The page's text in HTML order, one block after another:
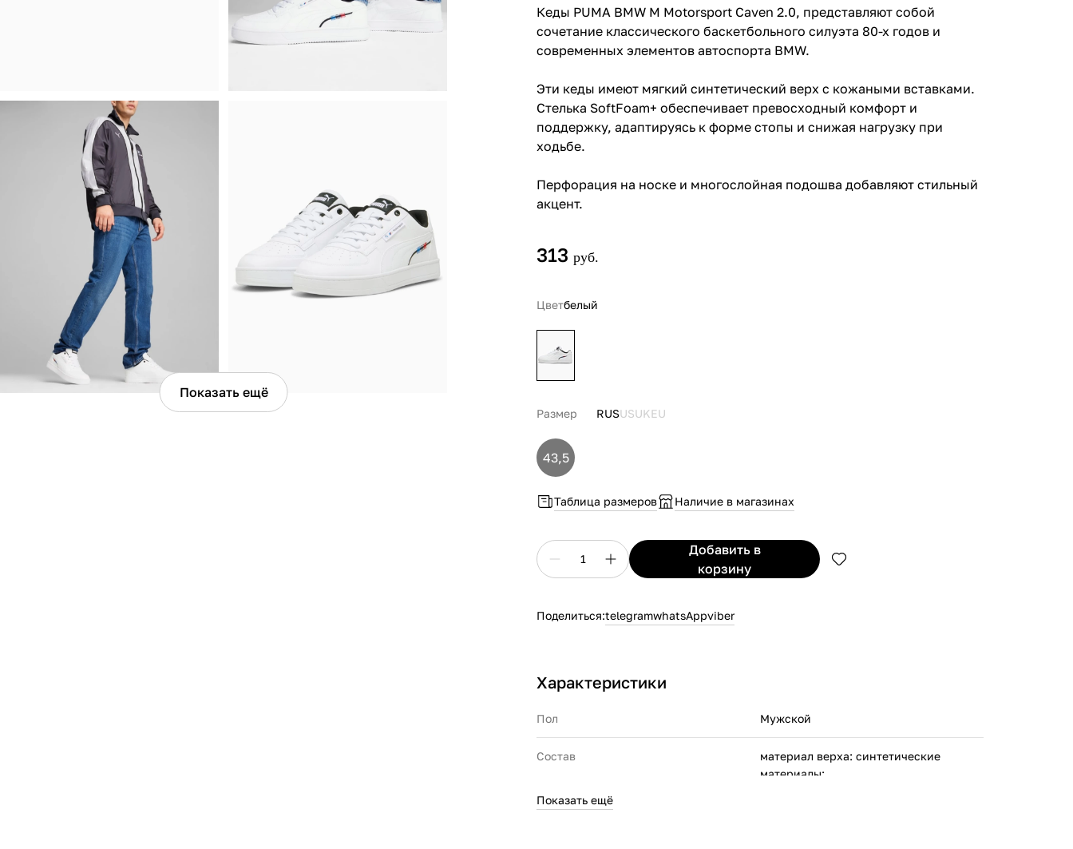
Показать ещё
Кеды PUMA BMW M Motorsport Caven 2.0, представляют собой
сочетание классического баскетбольного силуэта 80-х годов и
современных элементов автоспорта BMW.
Эти кеды имеют мягкий синтетический верх с кожаными вставками.
Стелька SoftFoam+ обеспечивает превосходный комфорт и
поддержку, адаптируясь к форме стопы и снижая нагрузку при
ходьбе.
Перфорация на носке и многослойная подошва добавляют стильный
акцент.
313 руб.
Цветбелый
Размер RUSUSUKEU
43,5
Таблица размеров Наличие в магазинах
1
Добавитьв
корзину
Поделиться:telegramwhatsAppviber
Характеристики
Пол Мужской
Состав
материал верха: синтетические
материалы;
Показать ещё